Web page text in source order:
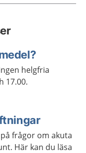
helgfria
17.00.
frågor om akuta
Här kan du läsa